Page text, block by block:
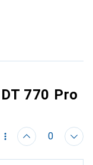
770 Pro
0